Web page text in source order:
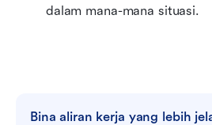
dalam mana-mana situasi.
Bina aliran kerja yang lebih